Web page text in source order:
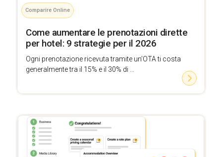
Comparire Online
Come aumentare le prenotazioni dirette
per hotel: 9 strategie per il 2026
Ogni prenotazione ricevuta tramite un’OTA ti costa
generalmente tra il 15% e il 30% di ...